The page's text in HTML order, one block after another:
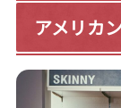
アメリカ